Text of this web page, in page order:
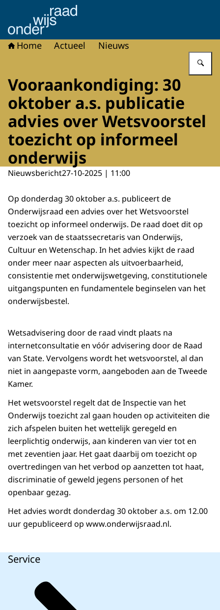
Naar de homepage van Onderwijsraad
Home Actueel Nieuws
Vooraankondiging: 30
oktober a.s. publicatie
advies over Wetsvoorstel
toezicht op informeel
onderwijs
Nieuwsbericht27-10-2025 | 11:00
Op donderdag 30 oktober a.s. publiceert de
Onderwijsraad een advies over het Wetsvoorstel
toezicht op informeel onderwijs. De raad doet dit op
verzoek van de staatssecretaris van Onderwijs,
Cultuur en Wetenschap. In het advies kijkt de raad
onder meer naar aspecten als uitvoerbaarheid,
consistentie met onderwijswetgeving, constitutionele
uitgangspunten en fundamentele beginselen van het
onderwijsbestel.
Wetsadvisering door de raad vindt plaats na
internetconsultatie en vóór advisering door de Raad
van State. Vervolgens wordt het wetsvoorstel, al dan
niet in aangepaste vorm, aangeboden aan de Tweede
Kamer.
Het wetsvoorstel regelt dat de Inspectie van het
Onderwijs toezicht zal gaan houden op activiteiten die
zich afspelen buiten het wettelijk geregeld en
leerplichtig onderwijs, aan kinderen van vier tot en
met zeventien jaar. Het gaat daarbij om toezicht op
overtredingen van het verbod op aanzetten tot haat,
discriminatie of geweld jegens personen of het
openbaar gezag.
Het advies wordt donderdag 30 oktober a.s. om 12.00
uur gepubliceerd op www.onderwijsraad.nl.
Service